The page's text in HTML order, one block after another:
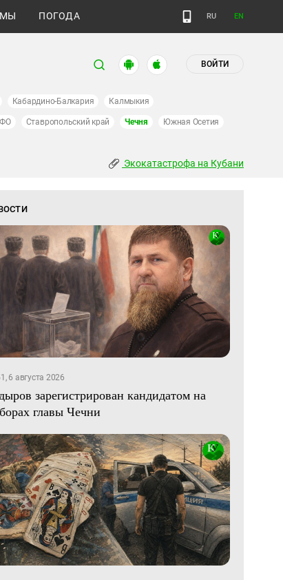
ПОГОДА RU EN
ВОЙТИ
Кабардино-Балкария Калмыкия
Ставропольский край Чечня Южная Осетия
Экокатастрофа на Кубани
6 августа 2026
зарегистрирован кандидатом на
главы Чечни